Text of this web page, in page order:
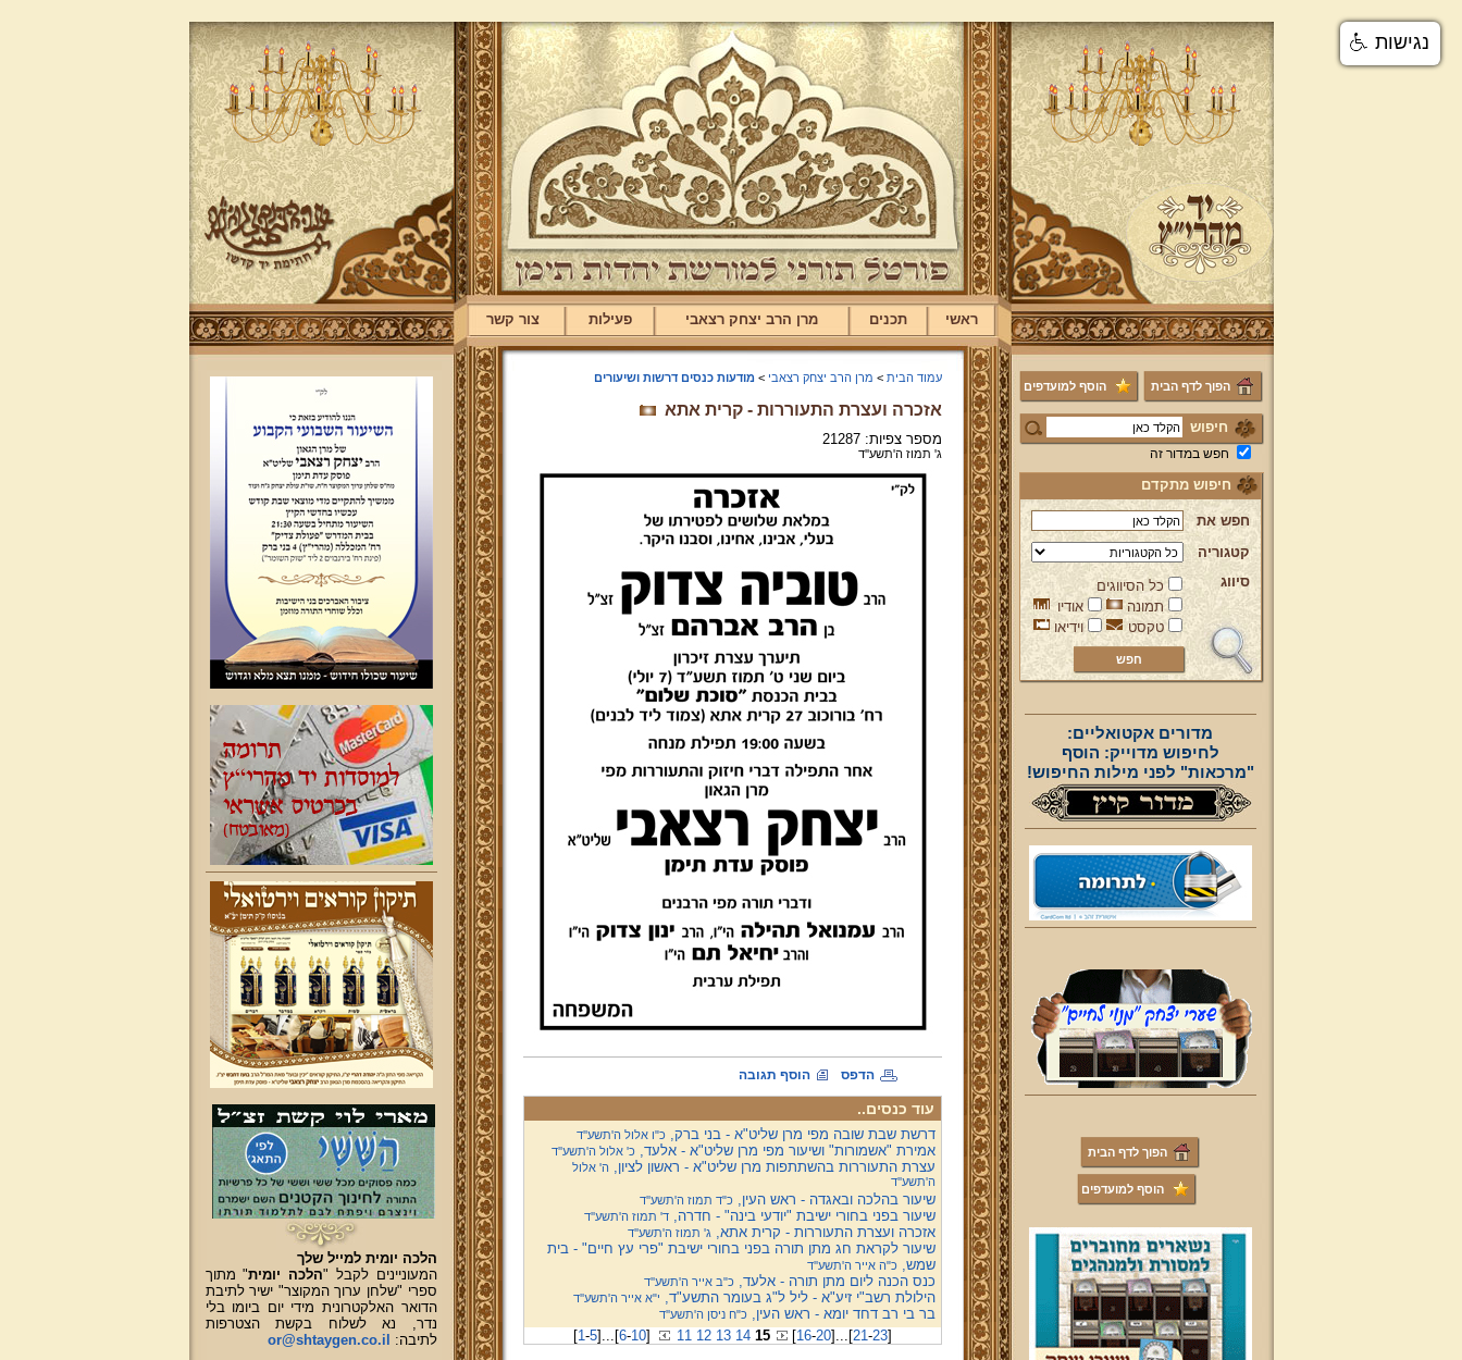
ראשי תכנים מרן הרב יצחק רצאבי פעילות צור קשר
הפוך לדף הבית הוסף למועדפים
חיפוש
חפש במדור זה
חיפוש מתקדם
חפש את
קטגוריה
סיווג
כל הסיווגים
תמונה
אודיו
טקסט
וידיאו
מדורים אקטואליים:
לחיפוש מדוייק: הוסף
"מרכאות" לפני מילות החיפוש!
הפוך לדף הבית
הוסף למועדפים
עמוד הבית > מרן הרב יצחק רצאבי >מודעות כנסים דרשות ושיעורים
אזכרה ועצרת התעוררות - קרית אתא
מספר צפיות: 21287
ג' תמוז ה'תשע''ד
הדפס הוסף תגובה
עוד כנסים..
דרשת שבת שובה מפי מרן שליט"א - בני ברק,כ"ו אלול ה'תשע''ד
אמירת "אשמורות" ושיעור מפי מרן שליט"א - אלעד,כ' אלול ה'תשע''ד
עצרת התעוררות בהשתתפות מרן שליט"א - ראשון לציון, ה' אלול
ה'תשע''ד
שיעור בהלכה ובאגדה - ראש העין,כ"ד תמוז ה'תשע''ד
שיעור בפני בחורי ישיבת "יודעי בינה" - חדרה,ד' תמוז ה'תשע''ד
אזכרה ועצרת התעוררות - קרית אתא,ג' תמוז ה'תשע''ד
שיעור לקראת חג מתן תורה בפני בחורי ישיבת "פרי עץ חיים" - בית
שמש,כ"ה אייר ה'תשע''ד
כנס הכנה ליום מתן תורה - אלעד,כ"ב אייר ה'תשע''ד
הילולת רשב"י זיע"א - ליל ל"ג בעומר התשע"ד, י"א אייר ה'תשע''ד
בר בי רב דחד יומא - ראש העין,כ"ח ניסן ה'תשע''ד
[1-5] ... [6-10] 11 12 13 14 15 [16-20] ... [21-23]
הלכה יומית למייל שלך
המעוניינים לקבל "הלכה יומית" מתוך
ספרי "שלחן ערוך המקוצר" ישיר לתיבת
הדואר האלקטרונית מידי יום ביומו בלי
נדר, נא לשלוח בקשת הצטרפות
לתיבה:
or@shtaygen.co.il
נגישות